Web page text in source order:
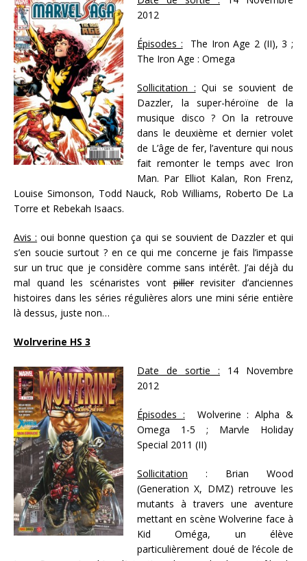
2012
Épisodes : The Iron Age 2 (II), 3 ;
The Iron Age : Omega
Sollicitation : Qui se souvient de
Dazzler, la super-héroïne de la
musique disco ? On la retrouve
dans le deuxième et dernier volet
de L’âge de fer, l’aventure qui nous
fait remonter le temps avec Iron
Man. Par Elliot Kalan, Ron Frenz,
Louise Simonson, Todd Nauck, Rob Williams, Roberto De La
Torre et Rebekah Isaacs.
Avis : oui bonne question ça qui se souvient de Dazzler et qui
s’en soucie surtout ? en ce qui me concerne je fais l’impasse
sur un truc que je considère comme sans intérêt. J’ai déjà du
mal quand les scénaristes vontpillerrevisiter d’anciennes
histoires dans les séries régulières alors une mini série entière
là dessus, juste non…
Wolrverine HS 3
Date de sortie : 14 Novembre
2012
Épisodes : Wolverine : Alpha &
Omega 1-5 ; Marvle Holiday
Special 2011 (II)
Sollicitation : Brian Wood
(Generation X, DMZ) retrouve les
mutants à travers une aventure
mettant en scène Wolverine face à
Kid Oméga, un élève
particulièrement doué de l’école de